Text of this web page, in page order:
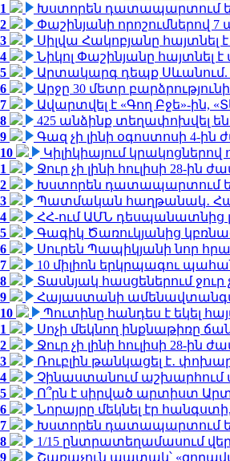
1
Խստորեն դատապարտում եմ
2
Փաշինյանի որոշումներով
3
Սիլվա Հակոբյանը հայտնել
4
Նիկոլ Փաշինյանը
5
Արտակարգ դեպք Սևանում.
6
Արջը 30 մետր
7
Ավարտվել է «Գող Բջե»-ին,
8
425 անձինք տեղափոխվել
9
Գազ չի լինի օգոստոսի 4-ին
10
Կիլիկիայում
1
Ջուր չի լինի հուլիսի 28-ին
2
Խստորեն դատապարտում եմ
3
Պատմական հաղթանակ․
4
ՀՀ-ում ԱՄՆ դեսպանատնից
5
Գագիկ Ծառուկյանից
6
Սուրեն Պապիկյանի նոր
7
10 միլիոն երկրպագու
8
Տասնյակ հասցեներում ջուր
9
Հայաստանի
10
Պուտինը հանդես է եկել
1
Սոչի մեկնող ինքնաթիռը
2
Ջուր չի լինի հուլիսի 28-ին
3
Ռուբլին թանկացել է․
4
Չինաստանում
5
Ո՞րն է սիրված արտիստ
6
Նորայրը մեկնել էր
7
Խստորեն դատապարտում եմ
8
1/15 ընտրատեղամասում
9
Շառաչուն ապտակ՝